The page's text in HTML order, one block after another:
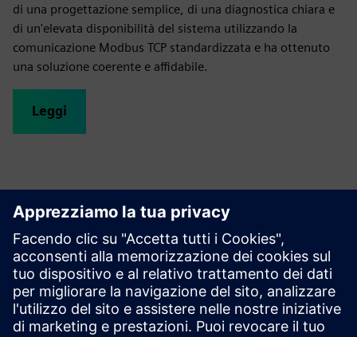
di una progettazione semplice, di una diagnostica chiara e
di un'elevata disponibilità del sistema utilizzando la
comunicazione Modbus TCP standardizzata e ha ottenuto
una soluzione coerente e affidabile.
Leggi
Scopra le possibilità
Esplora i prodotti